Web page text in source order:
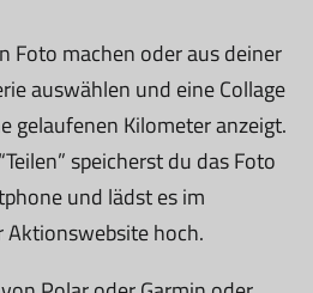
Foto machen oder aus deiner
auswählen und eine Collage
gelaufenen Kilometer anzeigt.
speicherst du das Foto
und lädst es im
Aktionswebsite hoch.